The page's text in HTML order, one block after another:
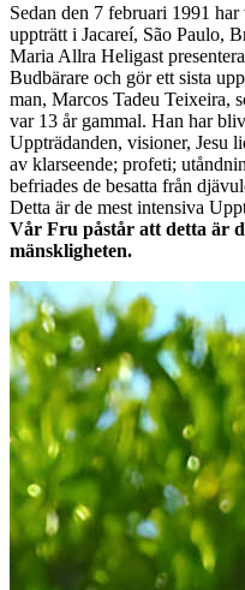
Sedan den 7 februari 1991
uppträtt i Jacareí, São Paulo,
Maria Allra Heligast
Budbärare och gör ett sista
man, Marcos Tadeu Teixeira,
var 13 år gammal. Han har
Uppträdanden, visioner, Jesu
av klarseende; profeti;
befriades de besatta från
Detta är de mest intensiva
Vår Fru påstår att detta är
mänskligheten.